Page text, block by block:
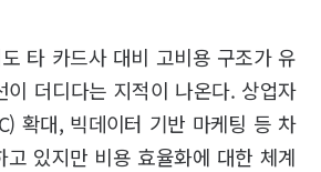
타 카드사 대비 고비용 구조가 유
이 더디다는 지적이 나온다. 상업자
확대, 빅데이터 기반 마케팅 등 차
고 있지만 비용 효율화에 대한 체계